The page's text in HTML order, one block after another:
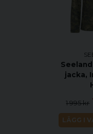
jacka,
1 995 kr
LÄGG I